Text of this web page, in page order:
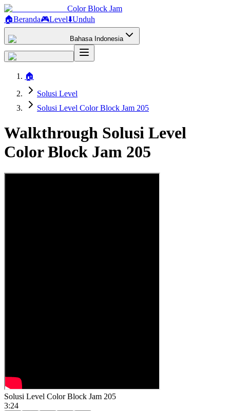
Color Block Jam
🏠Beranda🎮Level⬇️Unduh
Bahasa Indonesia
🏠
Solusi Level
Solusi Level Color Block Jam 205
Walkthrough Solusi Level
Color Block Jam 205
Solusi Level Color Block Jam 205
3:24